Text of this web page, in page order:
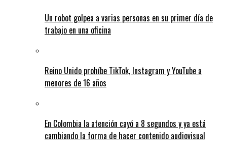
Un robot golpea a varias personas en su primer día de
trabajo en una oficina
Reino Unido prohíbe TikTok, Instagram y YouTube a
menores de 16 años
En Colombia la atención cayó a 8 segundos y ya está
cambiando la forma de hacer contenido audiovisual